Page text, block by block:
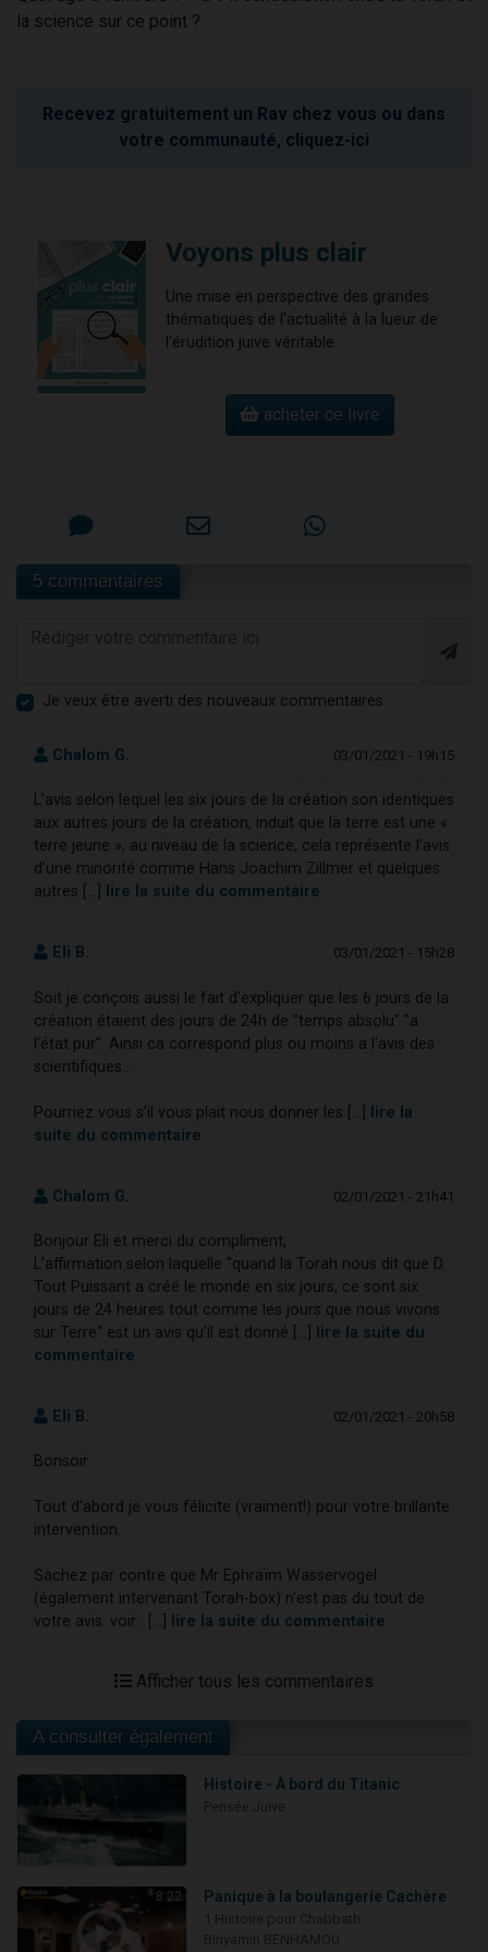
la science sur ce point ?
Recevez gratuitement un Rav chez vous ou dans
votre communauté, cliquez-ici
Voyons plus clair
Une mise en perspective des grandes
thématiques de l'actualité à la lueur de
l'érudition juive véritable.
acheter ce livre
5 commentaires
Je veux être averti des nouveaux commentaires
Chalom G. 03/01/2021 - 19h15
L’avis selon lequel les six jours de la création son identiques
aux autres jours de la création, induit que la terre est une «
terre jeune », au niveau de la science, cela représente l’avis
d’une minorité comme Hans Joachim Zillmer et quelques
autres [...]
lire la suite du commentaire
Eli B. 03/01/2021 - 15h28
Soit je conçois aussi le fait d'expliquer que les 6 jours de la
création étaient des jours de 24h de "temps absolu" "a
l'état pur". Ainsi ca correspond plus ou moins a l'avis des
scientifiques...
Pourriez vous s'il vous plait nous donner les [...]
lire la
suite du commentaire
Chalom G. 02/01/2021 - 21h41
Bonjour Eli et merci du compliment,
L'affirmation selon laquelle "quand la Torah nous dit que D.
Tout Puissant a créé le monde en six jours, ce sont six
jours de 24 heures tout comme les jours que nous vivons
sur Terre" est un avis qu'il est donné [...]
lire la suite du
commentaire
Eli B. 02/01/2021 - 20h58
Bonsoir
Tout d'abord je vous félicite (vraiment!) pour votre brillante
intervention.
Sachez par contre que Mr Ephraïm Wasservogel
(également intervenant Torah-box) n'est pas du tout de
votre avis. voir : [...]
lire la suite du commentaire
Afficher tous les commentaires
A consulter également
Histoire - À bord du Titanic
8:22 Panique à la boulangerie Cachère